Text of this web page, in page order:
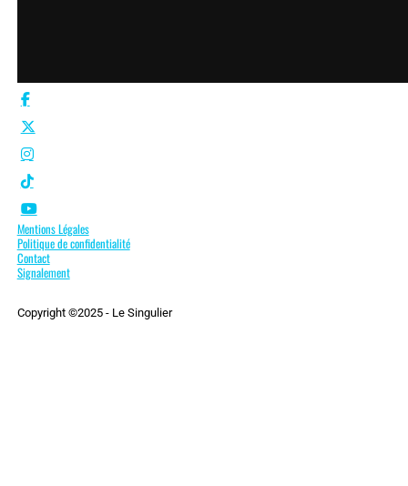
Mentions Légales
Politique de confidentialité
Contact
Signalement
Copyright ©2025 - Le Singulier